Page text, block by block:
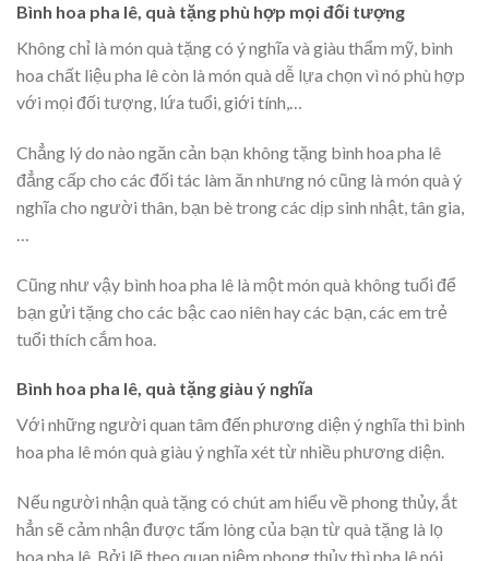
Bình hoa pha lê, quà tặng phù hợp mọi đối tượng
Không chỉ là món quà tặng có ý nghĩa và giàu thẩm mỹ, bình
hoa chất liệu pha lê còn là món quà dễ lựa chọn vì nó phù hợp
với mọi đối tượng, lứa tuổi, giới tính,…
Chẳng lý do nào ngăn cản bạn không tặng bình hoa pha lê
đẳng cấp cho các đối tác làm ăn nhưng nó cũng là món quà ý
nghĩa cho người thân, bạn bè trong các dịp sinh nhật, tân gia,
Cũng như vậy bình hoa pha lê là một món quà không tuổi để
bạn gửi tặng cho các bậc cao niên hay các bạn, các em trẻ
tuổi thích cắm hoa.
Bình hoa pha lê, quà tặng giàu ý nghĩa
Với những người quan tâm đến phương diện ý nghĩa thì bình
hoa pha lê món quà giàu ý nghĩa xét từ nhiều phương diện.
Nếu người nhận quà tặng có chút am hiểu về phong thủy, ắt
hẳn sẽ cảm nhận được tấm lòng của bạn từ quà tặng là lọ
hoa pha lê. Bởi lẽ theo quan niệm phong thủy thì pha lê nói